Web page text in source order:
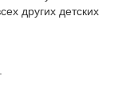
других детских